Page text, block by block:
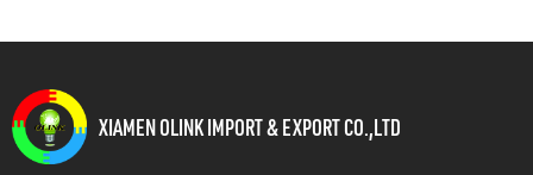
XIAMEN OLINK IMPORT & EXPORT CO.,LTD